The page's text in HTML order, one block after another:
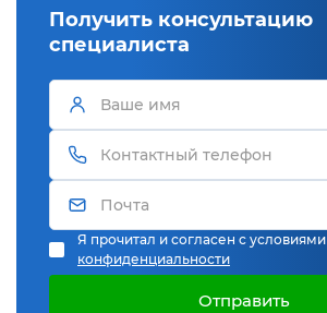
Получить консультацию
специалиста
Я прочитал и согласен с условиями
конфиденциальности
Отправить